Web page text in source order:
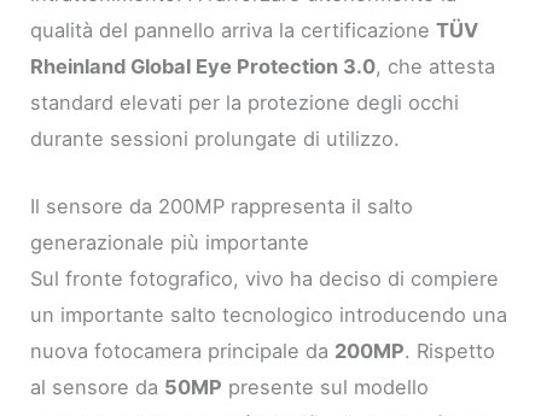
qualità del pannello arriva la certificazioneTÜV
Rheinland Global Eye Protection 3.0, che attesta
standard elevati per la protezione degli occhi
durante sessioni prolungate di utilizzo.
Il sensore da 200MP rappresenta il salto
generazionale più importante
Sul fronte fotografico, vivo ha deciso di compiere
un importante salto tecnologico introducendo una
nuova fotocamera principale da 200MP. Rispetto
al sensore da 50MP presente sul modello